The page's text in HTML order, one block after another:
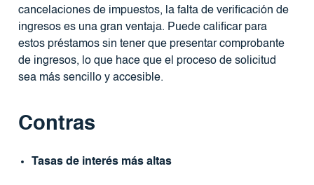
cancelaciones de impuestos, la falta de verificación de
ingresos es una gran ventaja. Puede calificar para
estos préstamos sin tener que presentar comprobante
de ingresos, lo que hace que el proceso de solicitud
sea más sencillo y accesible.
Contras
Tasas de interés más altas